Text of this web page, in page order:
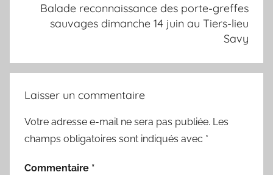
Balade reconnaissance des porte-greffes
sauvages dimanche 14 juin au Tiers-lieu
Savy
Laisser un commentaire
Votre adresse e-mail ne sera pas publiée. Les
champs obligatoires sont indiqués avec *
Commentaire *